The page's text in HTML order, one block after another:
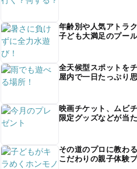
年齢別や人気アトラ
子ども大満足のプー
全天候型スポットを
屋内で一日たっぷり
映画チケット、ムビ
限定グッズなどが当た
その道のプロに教わる
こだわりの親子体験